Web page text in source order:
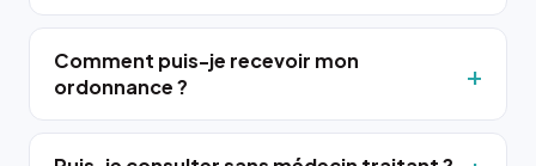
Comment puis-je recevoir mon
ordonnance ?